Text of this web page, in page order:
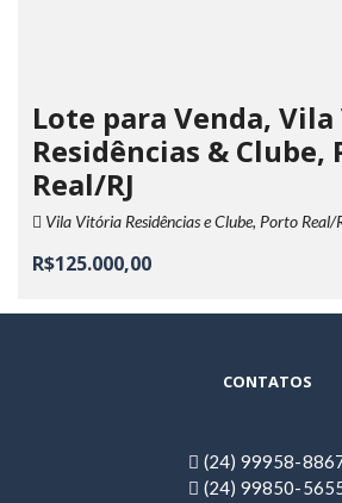
Lote para Venda,
Residências & Clube,
Real/RJ
Vila Vitória Residências e Clube, Porto Real/
R$125.000,00
CONTATOS
(24) 99958-
(24) 99850-